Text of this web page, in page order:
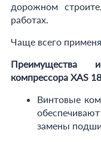
дорожном
работах.
Чаще всего
Преимущества
компрессора XAS
Винтовые
замены